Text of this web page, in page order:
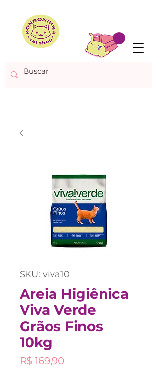
SKU: viva10
Areia Higiênica
Viva Verde
Grãos Finos
10kg
R$ 169,90